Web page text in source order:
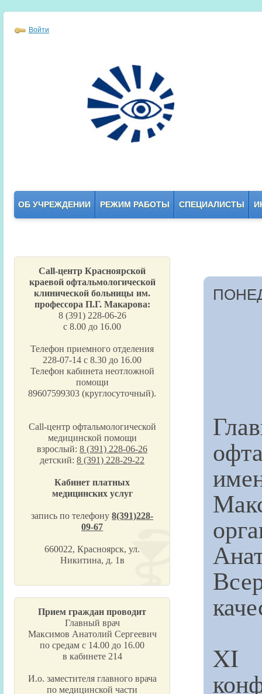
Войти
ОБ УЧРЕЖДЕНИИ РЕЖИМ РАБОТЫ СПЕЦИАЛИСТЫ
Call-центр Красноярской
краевой офтальмологической
клинической больницы им.
профессора П.Г. Макарова:
8 (391) 228-06-26
с 8.00 до 16.00
Телефон приемного отделения
228-07-14 с 8.30 до 16.00
Телефон кабинета неотложной
помощи
89607599303 (круглосуточный).
Call-центр офтальмологической
медицинской помощи
взрослый:8 (391) 228-06-26
детский:8 (391) 228-29-22
Кабинет платных
медицинских услуг
запись по телефону8(391)228-
09-67
660022, Красноярск, ул.
Никитина, д. 1в
Прием граждан проводит
Главный врач
Максимов Анатолий Сергеевич
по средам с 14.00 до 16.00
в кабинете 214
И.о. заместителя главного врача
по медицинской части
XI